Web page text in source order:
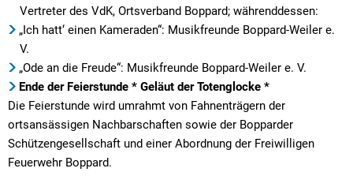
Vertreter des VdK, Ortsverband Boppard; währenddessen:
„Ich hatt‘ einen Kameraden“: Musikfreunde Boppard-Weiler e.
V.
„Ode an die Freude“: Musikfreunde Boppard-Weiler e. V.
Ende der Feierstunde * Geläut der Totenglocke *
Die Feierstunde wird umrahmt von Fahnenträgern der
ortsansässigen Nachbarschaften sowie der Bopparder
Schützengesellschaft und einer Abordnung der Freiwilligen
Feuerwehr Boppard.